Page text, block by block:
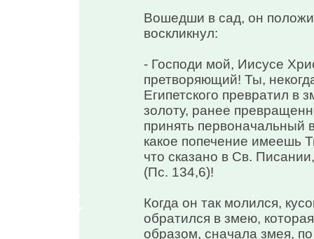
Вошедши в сад, он
воскликнул:
- Господи мой, Иисусе
претворяющий! Ты,
Египетского превратил в
золоту, ранее
принять первоначальный
какое попечение имеешь
что сказано в Св.
(Пс. 134,6)!
Когда он так молился,
обратился в змею,
образом, сначала змея,